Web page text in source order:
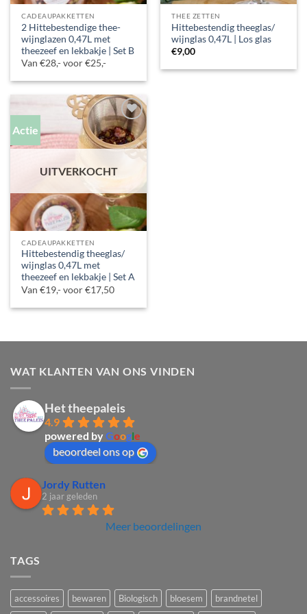
CADEAUPAKKETTEN
2 Hittebestendige thee-
wijnglazen 0,47L met
theezeef en lekbakje | Set B
Van €28,- voor €25,-
THEE ZETTEN
Hittebestendig theeglas/
wijnglas 0,47L | Los glas
€9,00
Actie
UITVERKOCHT
CADEAUPAKKETTEN
Hittebestendig theeglas/
wijnglas 0,47L met
theezeef en lekbakje | Set A
Van €19,- voor €17,50
WAT KLANTEN VAN ONS VINDEN
Het theepaleis
4.9
powered byGoogle
beoordeel ons op
Jordy Rutten
2 jaar geleden
Meer beoordelingen
TAGS
accessoires bewaren Biologisch bloesem brandnetel